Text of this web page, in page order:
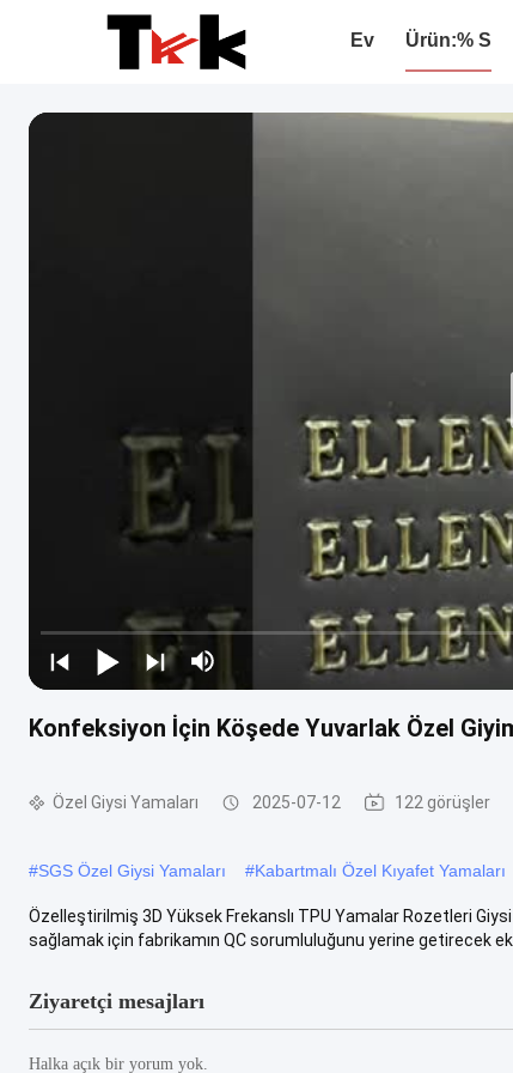
Ev Ürün:% S
Konfeksiyon İçin Köşede Yuvarlak Özel
Özel Giysi Yamaları 2025-07-12 122 görüşler
#SGS Özel Giysi Yamaları #Kabartmalı Özel Kıyafet Yamaları
Özelleştirilmiş 3D Yüksek Frekanslı TPU Yamalar Rozetleri
sağlamak için fabrikamın QC sorumluluğunu yerine getirecek
Ziyaretçi mesajları
Halka açık bir yorum yok.